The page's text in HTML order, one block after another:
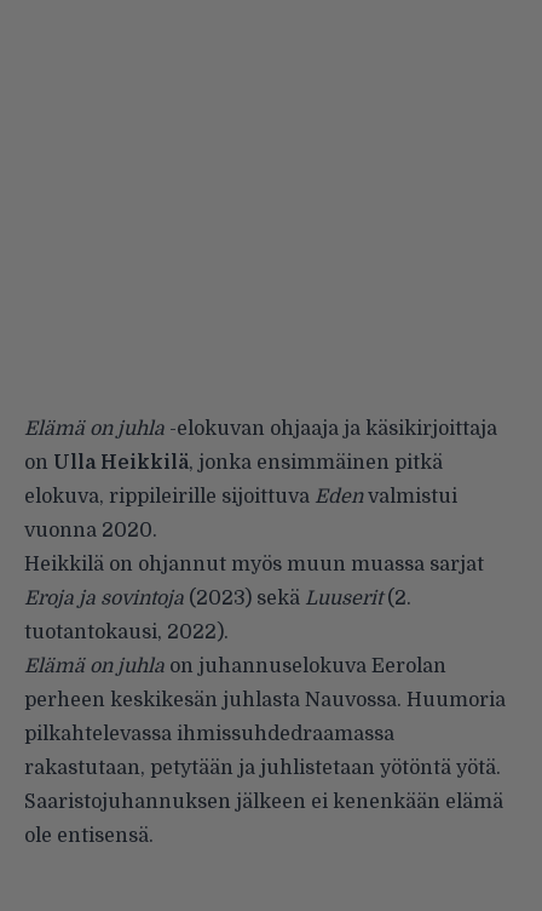
Elämä on juhla -elokuvan ohjaaja ja käsikirjoittaja
on Ulla Heikkilä, jonka ensimmäinen pitkä
elokuva, rippileirille sijoittuva Edenvalmistui
vuonna 2020.
Heikkilä on ohjannut myös muun muassa sarjat
Eroja ja sovintoja (2023) sekä Luuserit(2.
tuotantokausi, 2022).
Elämä on juhla on juhannuselokuva Eerolan
perheen keskikesän juhlasta Nauvossa. Huumoria
pilkahtelevassa ihmissuhdedraamassa
rakastutaan, petytään ja juhlistetaan yötöntä yötä.
Saaristojuhannuksen jälkeen ei kenenkään elämä
ole entisensä.